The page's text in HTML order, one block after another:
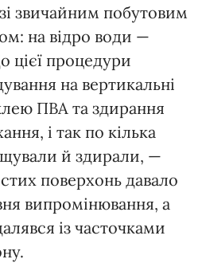
звичайним побутовим
на відро води —
процедури
на вертикальні
ПВА та здирання
і так по кілька
й здирали, —
поверхонь давало
випромінювання, а
із часточками